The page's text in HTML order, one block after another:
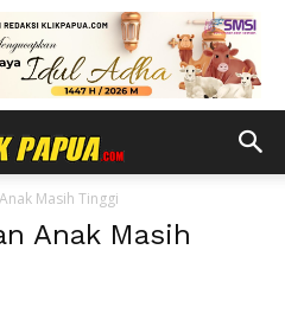
Masih Tinggi
Anak Masih